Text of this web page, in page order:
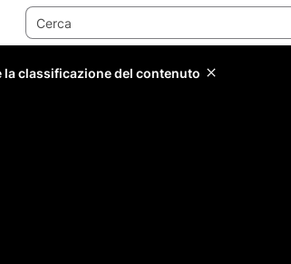
classificazione del contenuto